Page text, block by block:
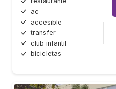
ac
accesible
transfer
club infantil
bicicletas